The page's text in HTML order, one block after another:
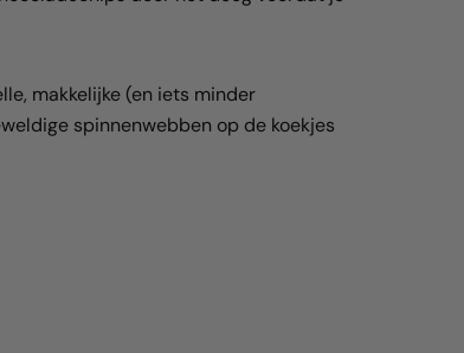
makkelijke (en iets minder
spinnenwebben op de koekjes